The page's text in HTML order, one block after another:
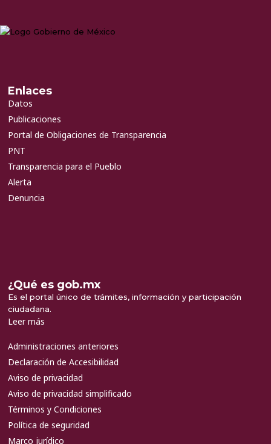
Enlaces
Datos
Publicaciones
Portal de Obligaciones de Transparencia
PNT
Transparencia para el Pueblo
Alerta
Denuncia
¿Qué es gob.mx
Es el portal único de trámites, información y participación
ciudadana.
Leer más
Administraciones anteriores
Declaración de Accesibilidad
Aviso de privacidad
Aviso de privacidad simplificado
Términos y Condiciones
Política de seguridad
Marco jurídico